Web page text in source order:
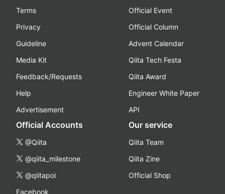
Terms
Privacy
Guideline
Media Kit
Feedback/Requests
Help
Advertisement
Official Event
Official Column
Advent Calendar
Qiita Tech Festa
Qiita Award
Engineer White Paper
API
Official Accounts
@Qiita
@qiita_milestone
@qiitapoi
Facebook
Our service
Qiita Team
Qiita Zine
Official Shop